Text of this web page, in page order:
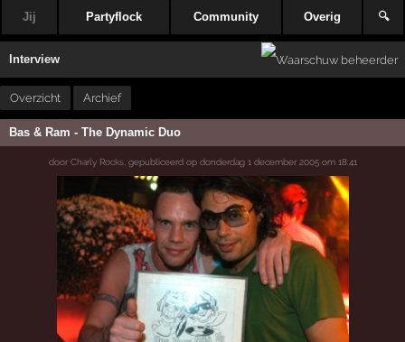
Jij Partyflock Community Overig 🔍
Interview
Overzicht Archief
Bas & Ram - The Dynamic Duo
door Charly Rocks, gepubliceerd op donderdag 1 december 2005 om 18:41